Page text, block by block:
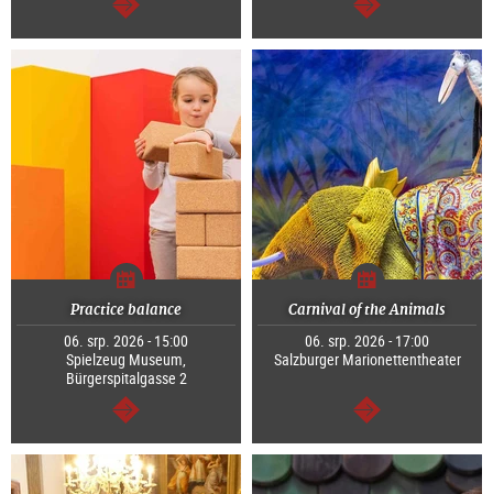
continue continue
Practice balance
06. srp. 2026 - 15:00
Spielzeug Museum,
Bürgerspitalgasse 2
continue
Carnival of the Animals
06. srp. 2026 - 17:00
Salzburger Marionettentheater
continue